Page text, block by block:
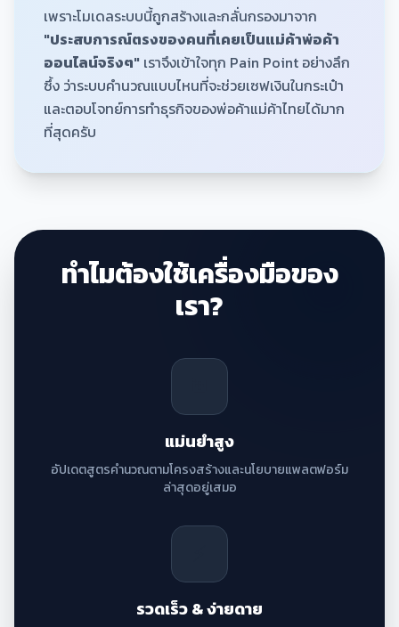
เพราะโมเดลระบบนี้ถูกสร้างและกลั่นกรองมาจาก
"ประสบการณ์ตรงของคนที่เคยเป็นแม่ค้าพ่อค้า
ออนไลน์จริงๆ" เราจึงเข้าใจทุก Pain Point อย่างลึก
ซึ้ง ว่าระบบคำนวณแบบไหนที่จะช่วยเซฟเงินในกระเป๋า
และตอบโจทย์การทำธุรกิจของพ่อค้าแม่ค้าไทยได้มาก
ที่สุดครับ
ทำไมต้องใช้เครื่องมือของ
เรา?
แม่นยำสูง
อัปเดตสูตรคำนวณตามโครงสร้างและนโยบายแพลตฟอร์ม
ล่าสุดอยู่เสมอ
รวดเร็ว & ง่ายดาย